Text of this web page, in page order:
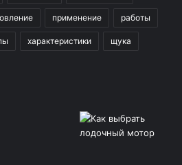
применение работы
характеристики щука